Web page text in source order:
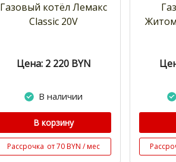
Газовый котёл Лемакс
Classic 20V
Цена: 2 220 BYN
В наличии
В корзину
Рассрочка от 70 BYN / мес